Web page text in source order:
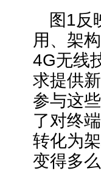
图1反
用、架
4G无线
求提供
参与这
了对终
转化为
变得多